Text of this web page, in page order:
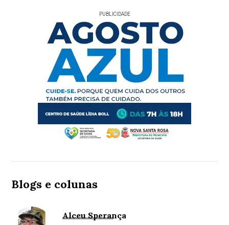
PUBLICIDADE
Blogs e colunas
Alceu Sperança